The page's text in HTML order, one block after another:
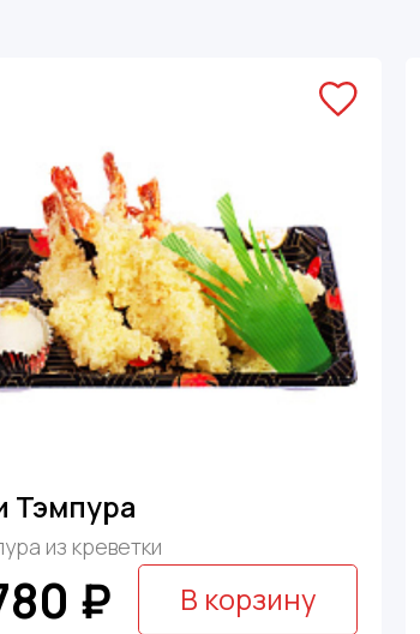
Тэмпура
из креветки
₽ В корзину